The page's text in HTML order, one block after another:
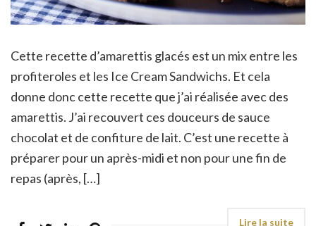
Cette recette d’amarettis glacés est un mix entre les
profiteroles et les Ice Cream Sandwichs. Et cela
donne donc cette recette que j’ai réalisée avec des
amarettis. J’ai recouvert ces douceurs de sauce
chocolat et de confiture de lait. C’est une recette à
préparer pour un après-midi et non pour une fin de
repas (après, […]